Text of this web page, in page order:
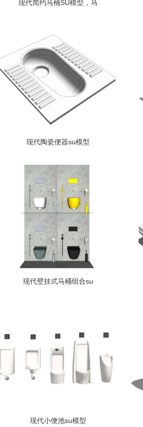
现代简约马桶SU模型，马
现代陶瓷便器su模型
现代壁挂式马桶组合su
现代小便池su模型